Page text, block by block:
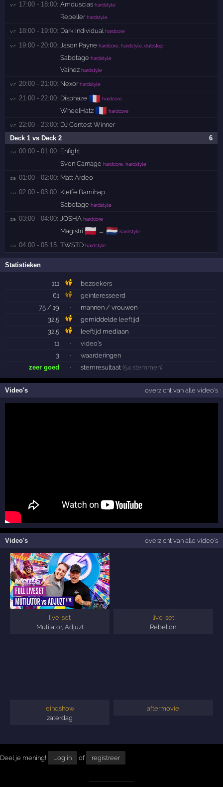
vr 17:00 - 18:00: Amduscias hardstyle
Repeller hardstyle
vr 18:00 - 19:00: Dark Individual hardcore
vr 19:00 - 20:00: Jason Payne hardcore, hardstyle, dubstep
Sabotage hardstyle
Vainez hardstyle
vr 20:00 - 21:00: Nexor hardstyle
vr 21:00 - 22:00: Disphaze 🇫🇷 hardcore
WheelHatz 🇫🇷 hardcore
vr 22:00 - 23:00: DJ Contest Winner
6
Deck 1 vs Deck 2
za 00:00 - 01:00: Enfight
Sven Carnage hardcore, hardstyle
za 01:00 - 02:00: Matt Ardeo
za 02:00 - 03:00: Kleffe Bamihap
Sabotage hardstyle
za 03:00 - 04:00: JOSHA hardcore
Magistri 🇵🇱 → 🇳🇱 hardstyle
za 04:00 - 05:15: TWSTD hardstyle
Statistieken
111
bezoekers
61
geïnteresseerd
75 / 19
·
mannen / vrouwen
32.5
gemiddelde leeftijd
32.5
leeftijd mediaan
11
·
video's
3
·
waarderingen
zeer goed
· stemresultaat (54 stemmen)
Video's overzicht van alle video's
Video's overzicht van alle video's
live-set
Mutilator, Adjuzt
live-set
Rebelion
eindshow
zaterdag
aftermovie
Deel je mening! Log in of registreer